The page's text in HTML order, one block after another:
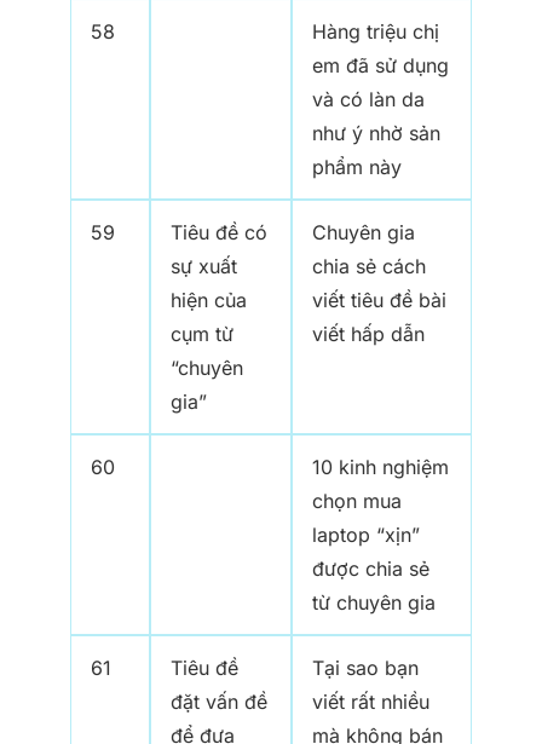
58
Hàng triệu chị
em đã sử dụng
và có làn da
như ý nhờ sản
phẩm này
59
Tiêu đề có
sự xuất
hiện của
cụm từ
“chuyên
gia”
Chuyên gia
chia sẻ cách
viết tiêu đề bài
viết hấp dẫn
60
10 kinh nghiệm
chọn mua
laptop “xịn”
được chia sẻ
từ chuyên gia
61
Tiêu đề
đặt vấn đề
để đưa
Tại sao bạn
viết rất nhiều
mà không bán